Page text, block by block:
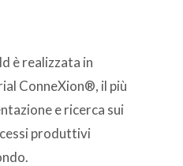
è realizzata in
ConneXion®, il più
e ricerca sui
produttivi